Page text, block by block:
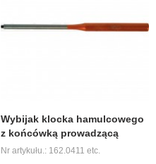
Wybijak klocka hamulcowego
z końcówką prowadzącą
Nr artykułu.: 162.0411 etc.